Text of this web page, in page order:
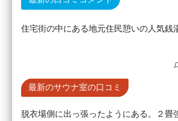
住宅街の中にある地元住民憩いの人気銭
最新のサウナ室の口コミ
脱衣場側に出っ張ったようにある。２畳